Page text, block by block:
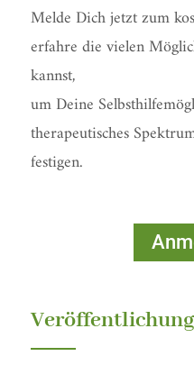
Melde Dich jetzt zum
erfahre die vielen
kannst,
um Deine
therapeutisches
festigen.